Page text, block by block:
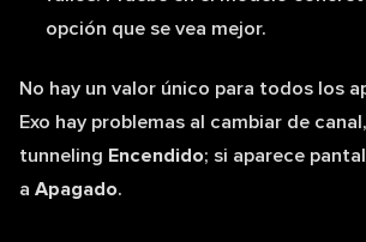
opción que se vea mejor.
No hay un valor único para todos los
Exo hay problemas al cambiar de
tunneling Encendido; si aparece
a Apagado.